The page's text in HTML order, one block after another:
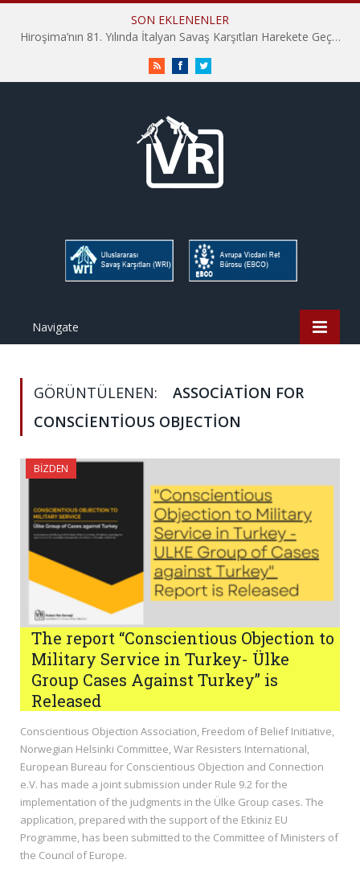
SON EKLENENLER
Hiroşima’nın 81. Yılında İtalyan Savaş Karşıtları Harekete Geçti: “Hatırlamak yeterli değil”
RSS FacebookTwitter
Navigate
GÖRÜNTÜLENEN:
ASSOCIATION FOR
CONSCIENTIOUS OBJECTION
BIZDEN
The report “Conscientious Objection to
Military Service in Turkey- Ülke
Group Cases Against Turkey” is
Released
Conscientious Objection Association, Freedom of Belief Initiative,
Norwegian Helsinki Committee, War Resisters International,
European Bureau for Conscientious Objection and Connection
e.V. has made a joint submission under Rule 9.2 for the
implementation of the judgments in the Ülke Group cases. The
application, prepared with the support of the Etkiniz EU
Programme, has been submitted to the Committee of Ministers of
the Council of Europe.